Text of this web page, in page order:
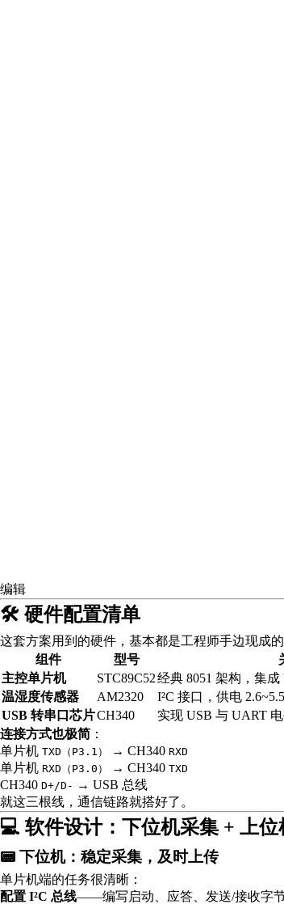
编辑
🛠️ 硬件配置清单
这套方案用到的硬件，基本都是工程师手边现成的
组件
型号
主控单片机
STC89C52经典 8051 架构，集
温湿度传感器
AM2320
I²C 接口，供电
USB 转串口芯片CH340
实现 USB 与 UART
连接方式也极简 ：
单片机 TXD（P3.1） → CH340 RXD
单片机 RXD（P3.0） → CH340 TXD
CH340 D+/D- → USB 总线
就这三根线，通信链路就搭好了。
💻 软件设计：下位机采集 + 上
📟 下位机：稳定采集，及时上传
单片机端的任务很清晰：
配置 I²C 总线——编写启动、应答、发送/接收字